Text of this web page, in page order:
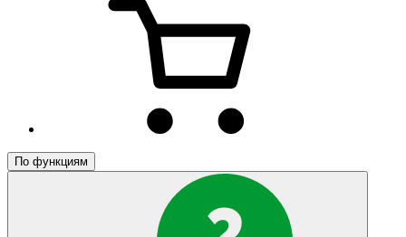
По функциям